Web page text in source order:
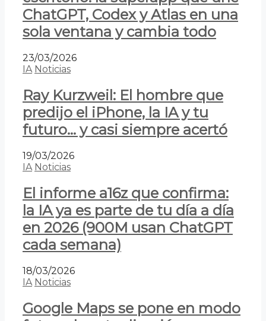
ChatGPT, Codex y Atlas en una
sola ventana y cambia todo
23/03/2026
IA Noticias
Ray Kurzweil: El hombre que
predijo el iPhone, la IA y tu
futuro… y casi siempre acertó
19/03/2026
IA Noticias
El informe a16z que confirma:
la IA ya es parte de tu día a día
en 2026 (900M usan ChatGPT
cada semana)
18/03/2026
IA Noticias
Google Maps se pone en modo